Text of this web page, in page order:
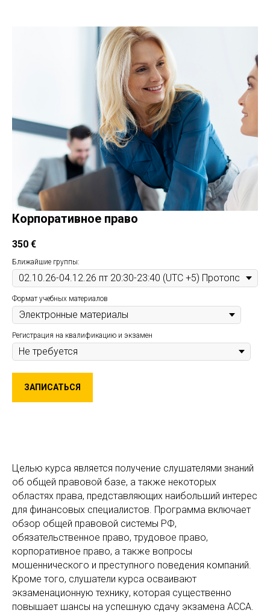
Корпоративное право
350 €
Ближайшие группы:
Формат учебных материалов
Регистрация на квалификацию и экзамен
ЗАПИСАТЬСЯ
Целью курса является получение слушателями знаний
об общей правовой базе, а также некоторых
областях права, представляющих наибольший интерес
для финансовых специалистов. Программа включает
обзор общей правовой системы РФ,
обязательственное право, трудовое право,
корпоративное право, а также вопросы
мошеннического и преступного поведения компаний.
Кроме того, слушатели курса осваивают
экзаменационную технику, которая существенно
повышает шансы на успешную сдачу экзамена АССА.